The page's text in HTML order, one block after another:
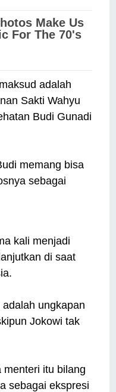
adalah
Sakti Wahyu
Budi Gunadi
memang bisa
sebagai
kali menjadi
di saat
ungkapan
Jokowi tak
menteri itu bilang
sebagai ekspresi